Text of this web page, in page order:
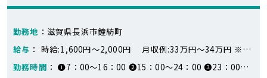
勤務地 ：滋賀県長浜市鐘紡町
給与 ： 時給:1,600円～2,000円 月収例:33万円～34万円 ※月収例：336,000円（24日勤務） 早番）1600円×8時間 遅番）1600円×6時間＋2000円×2時間 夜勤）1600円×3時間＋2000円×5時間
勤務時間 ： ❶7：00～16：00 ❷15：00～24：00 ❸23：00～8：00